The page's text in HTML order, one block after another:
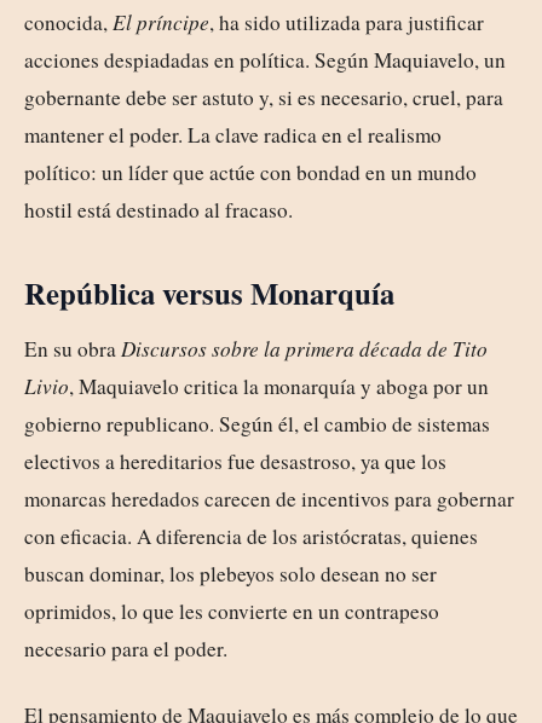
conocida, El príncipe, ha sido utilizada para justificar
acciones despiadadas en política. Según Maquiavelo, un
gobernante debe ser astuto y, si es necesario, cruel, para
mantener el poder. La clave radica en el realismo
político: un líder que actúe con bondad en un mundo
hostil está destinado al fracaso.
República versus Monarquía
En su obraDiscursos sobre la primera década de Tito
Livio, Maquiavelo critica la monarquía y aboga por un
gobierno republicano. Según él, el cambio de sistemas
electivos a hereditarios fue desastroso, ya que los
monarcas heredados carecen de incentivos para gobernar
con eficacia. A diferencia de los aristócratas, quienes
buscan dominar, los plebeyos solo desean no ser
oprimidos, lo que les convierte en un contrapeso
necesario para el poder.
El pensamiento de Maquiavelo es más complejo de lo que